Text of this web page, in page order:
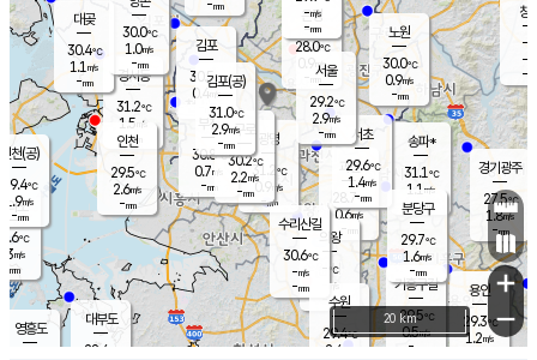
의도
℃
m/s
mm
영흥도
과천
28.7℃
0.6m/s
- mm
용인
29.3℃
1.2m/s
경기광주
27.5℃
1.8m/s
-mm
대부도
28.4
경서동
31.2℃
1.5 m/s
-mm
-mm
대곶
30.4℃
1.1 m/s
-mm
창
-
-m/
-
의왕
- ℃
m/s
mm
김포
30.5℃
0.4 m/s
mm
광명
31.2 ℃
0.9 m/s
-mm
부천
30.8℃
0.7m/s
-mm
30.0℃
1.0m/s
-mm
구로
30.2℃
2.2m/s
-mm
은평
28.0℃
0.9 m/s
- mm
노원
30.0℃
0.9m/s
-mm
송파*
31.1℃
1.1 m/s
-mm
서초
29.6℃
1.4m/s
-mm
기흥구갈
29.5℃
0.5m/s
-
수리산길
30.6℃
-m/s
-mm
분당구
29.7℃
1.6m/s
-mm
-m/s
-mm
인천(공)
29.4℃
1.9m/s
-mm
김포(공)
31.0℃
2.9m/s
-mm
수원
29.4℃
2.4 m/s
인천
29.5℃
2.6m/s
-mm
서울
29.2℃
2.9m/s
-mm
+
−
20 km